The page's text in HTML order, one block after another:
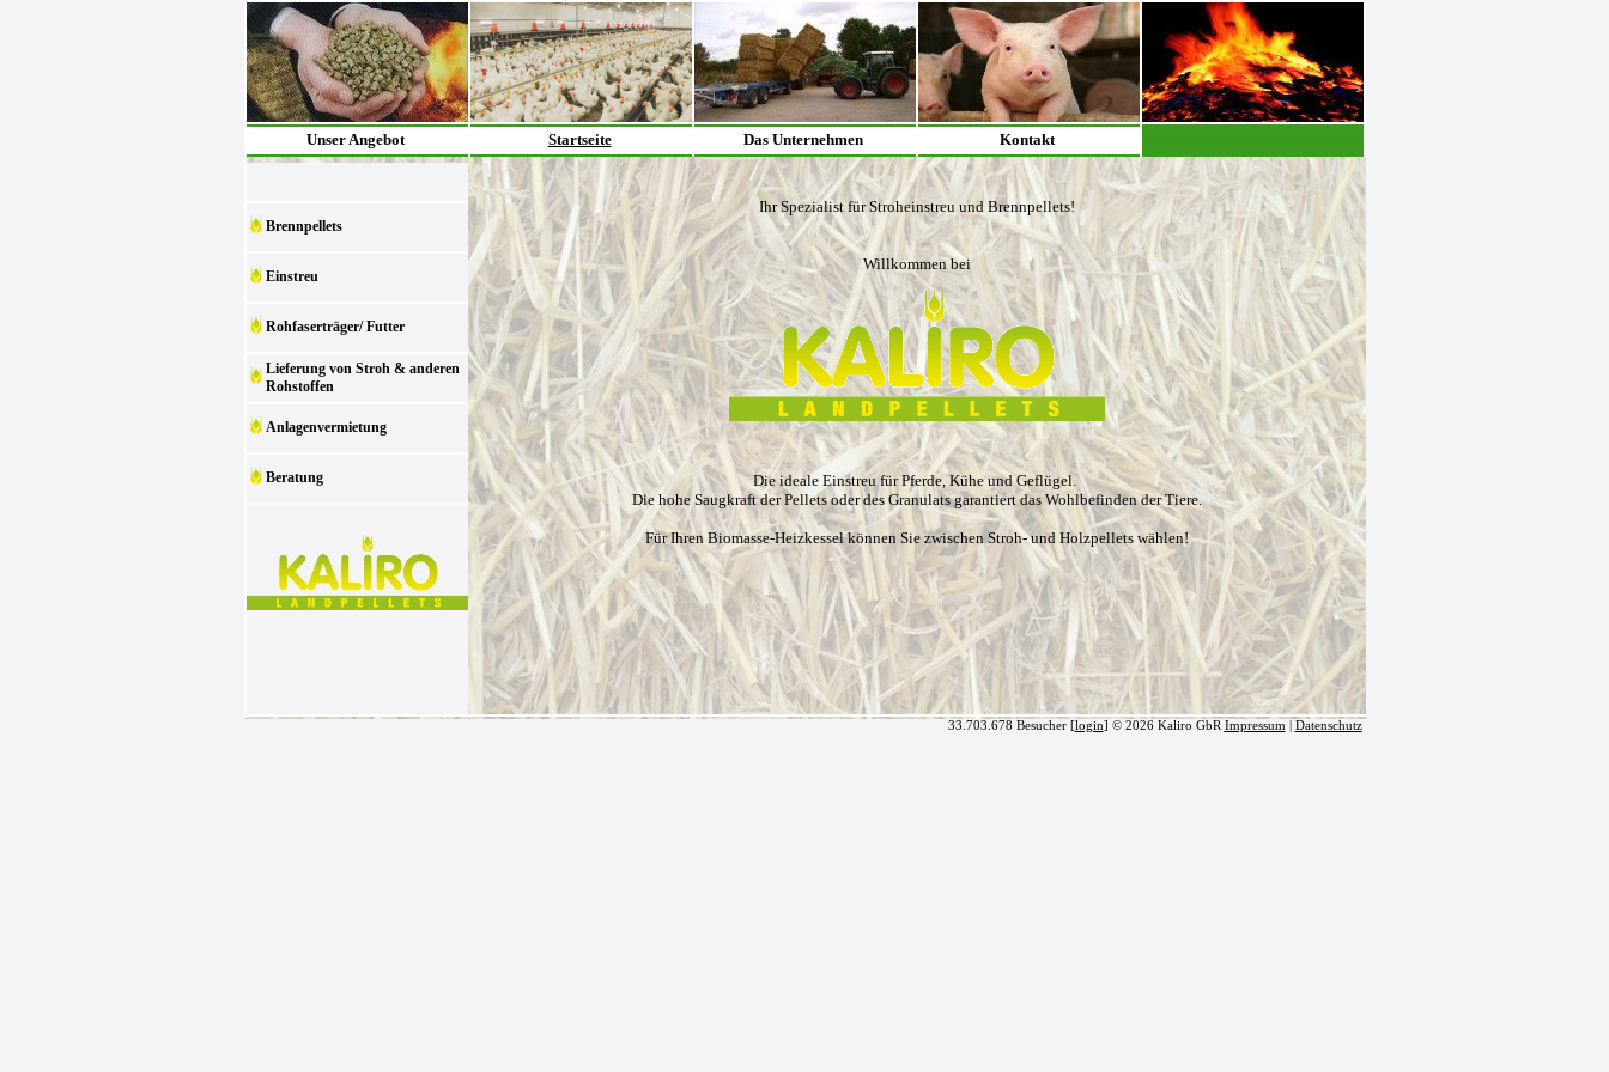
Unser Angebot Startseite Das Unternehmen Kontakt
Brennpellets
Einstreu
Rohfaserträger/ Futter
Lieferung von Stroh & anderen
Rohstoffen
Anlagenvermietung
Beratung
Ihr Spezialist für Stroheinstreu und Brennpellets!
Willkommen bei
Die ideale Einstreu für Pferde, Kühe und Geflügel.
Die hohe Saugkraft der Pellets oder des Granulats garantiert das Wohlbefinden der Tiere.
Für Ihren Biomasse-Heizkessel können Sie zwischen Stroh- und Holzpellets wählen!
33.703.678 Besucher [login] © 2026 Kaliro GbR Impressum Datenschutz